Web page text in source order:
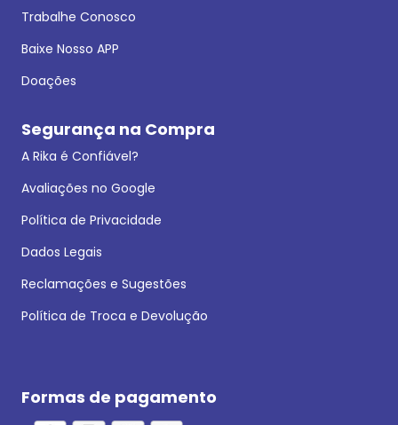
Trabalhe Conosco
Baixe Nosso APP
Doações
Segurança na Compra
A Rika é Confiável?
Avaliações no Google
Política de Privacidade
Dados Legais
Reclamações e Sugestões
Política de Troca e Devolução
Formas de pagamento